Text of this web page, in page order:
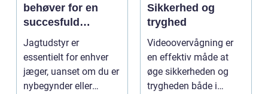
behøver for en
succesfuld
jagtsæson
Jagtudstyr er
essentielt for enhver
jæger, uanset om du er
nybegynder eller
Sikkerhed og
tryghed
Videoovervågning er
en effektiv måde at
øge sikkerheden og
trygheden både i